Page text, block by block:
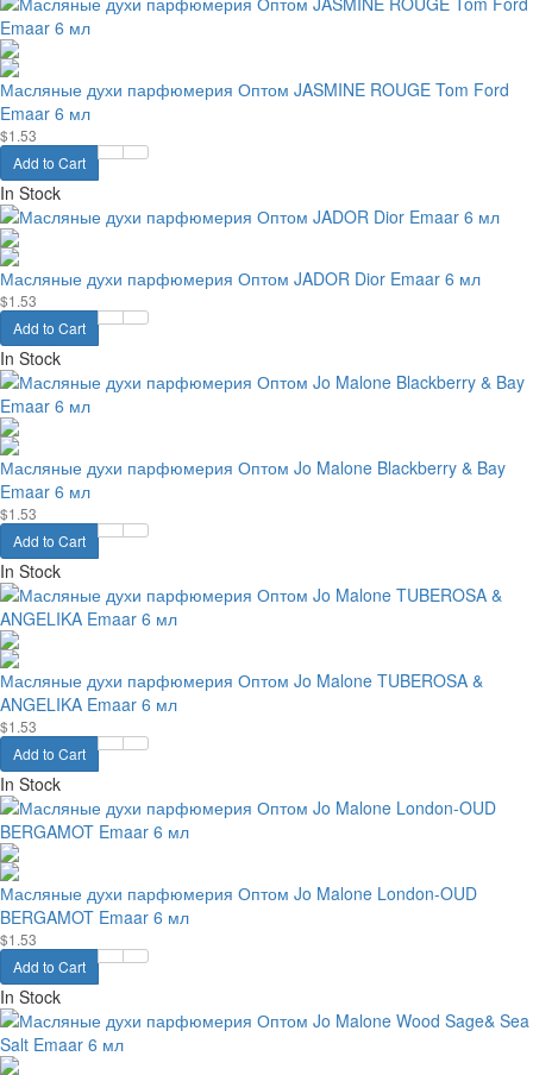
Масляные духи парфюмерия Оптом JASMINE ROUGE Tom Ford
Emaar 6 мл
$1.53
Add to Cart
In Stock
Масляные духи парфюмерия Оптом JADOR Dior Emaar 6 мл
$1.53
Add to Cart
In Stock
Масляные духи парфюмерия Оптом Jo Malone Blackberry & Bay
Emaar 6 мл
$1.53
Add to Cart
In Stock
Масляные духи парфюмерия Оптом Jo Malone TUBEROSA &
ANGELIKA Emaar 6 мл
$1.53
Add to Cart
In Stock
Масляные духи парфюмерия Оптом Jo Malone London-OUD
BERGAMOT Emaar 6 мл
$1.53
Add to Cart
In Stock